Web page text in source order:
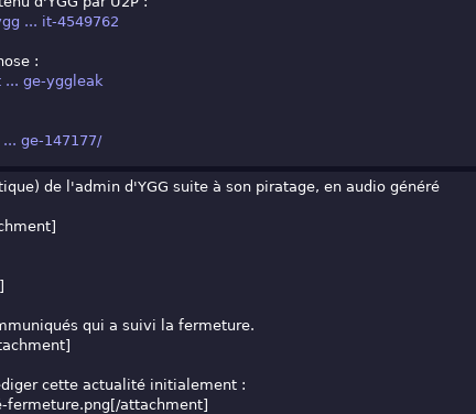
... it-4549762
:
... ge-yggleak
ge-147177/
de l'admin d'YGG suite à son piratage, en audio généré
qui a suivi la fermeture.
cette actualité initialement :
fermeture.png[/attachment]